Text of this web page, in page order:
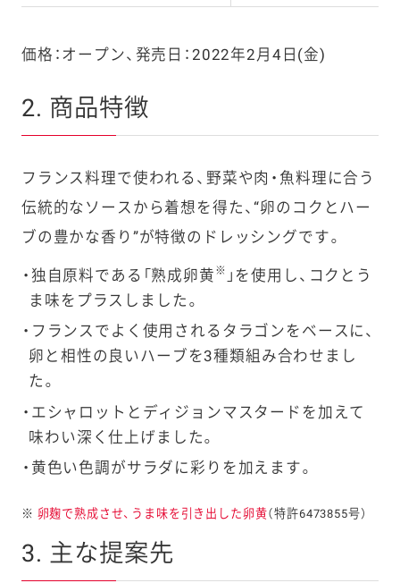
価格：オープン、発売日：2022年2月4日(金)
2. 商品特徴
フランス料理で使われる、野菜や肉・魚料理に合う
伝統的なソースから着想を得た、“卵のコクとハー
ブの豊かな香り”が特徴のドレッシングです。
独自原料である「熟成卵黄 ※ 」を使用し、コクとう
ま味をプラスしました。
フランスでよく使用されるタラゴンをベースに、
卵と相性の良いハーブを3種類組み合わせまし
た。
エシャロットとディジョンマスタードを加えて
味わい深く仕上げました。
黄色い色調がサラダに彩りを加えます。
※ 卵麹で熟成させ、うま味を引き出した卵黄（特許6473855号）
3. 主な提案先